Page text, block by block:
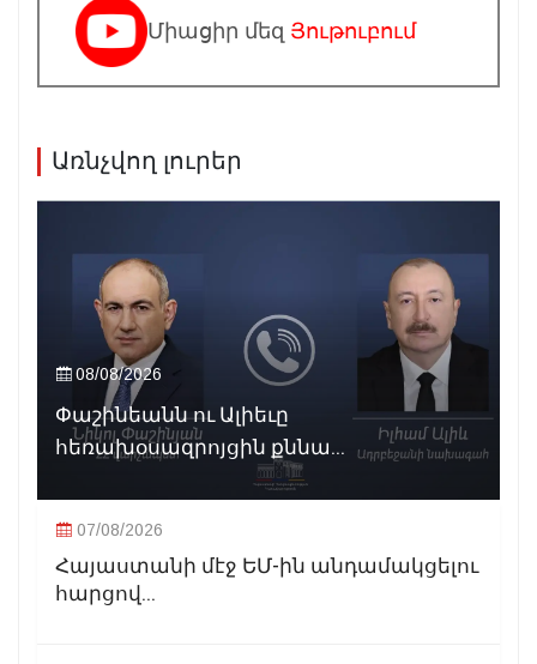
Միացիր մեզ Յութուբում
Առնչվող լուրեր
08/08/2026
Փաշինեանն ու Ալիեւը
հեռախօսազրոյցին քննա...
07/08/2026
Հայաստանի մէջ ԵՄ-ին անդամակցելու
հարցով...